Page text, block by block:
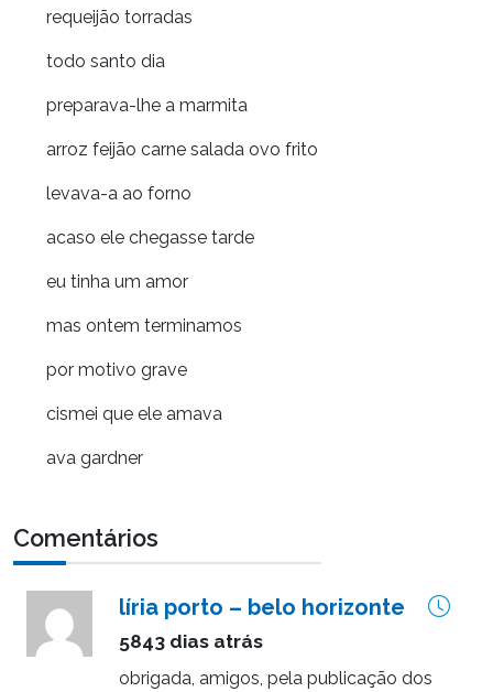
requeijão torradas
todo santo dia
preparava-lhe a marmita
arroz feijão carne salada ovo frito
levava-a ao forno
acaso ele chegasse tarde
eu tinha um amor
mas ontem terminamos
por motivo grave
cismei que ele amava
ava gardner
Comentários
líria porto – belo horizonte
5843 dias atrás
obrigada, amigos, pela publicação dos